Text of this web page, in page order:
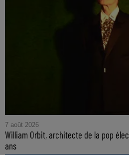
7 août 2026
William Orbit, architecte de la pop
ans